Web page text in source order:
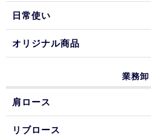
日常使い
オリジナル商品
業務卸
肩ロース
リブロース